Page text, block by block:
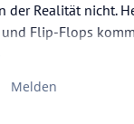
der Realität nicht.
Flip-Flops
Mittags sagt
der Bewertung
Melden